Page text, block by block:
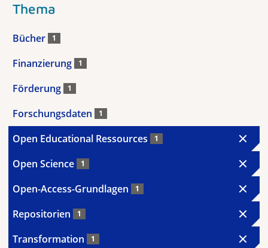
Thema
Bücher 1
Finanzierung 1
Förderung 1
Forschungsdaten 1
Open Educational Ressources 1
Open Science 1
Open-Access-Grundlagen 1
Repositorien 1
Transformation 1